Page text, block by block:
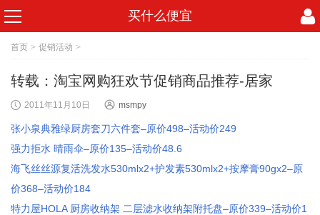
买什么便宜
首页 > 促销活动 >
转载：淘宝网购狂欢节促销商品推荐-居家
2011年11月10日 msmpy
张小泉典雅绿厨房套刀六件套–原价498–活动价249
强力拒水 晴雨伞–原价135–活动价48.6
海飞丝丝源复活洗发水530mlx2+护发素530mlx2+按摩膏90gx2–原
价368–活动价184
特力屋HOLA 厨房收纳架 二层滤水收纳架附托盘–原价339–活动价1